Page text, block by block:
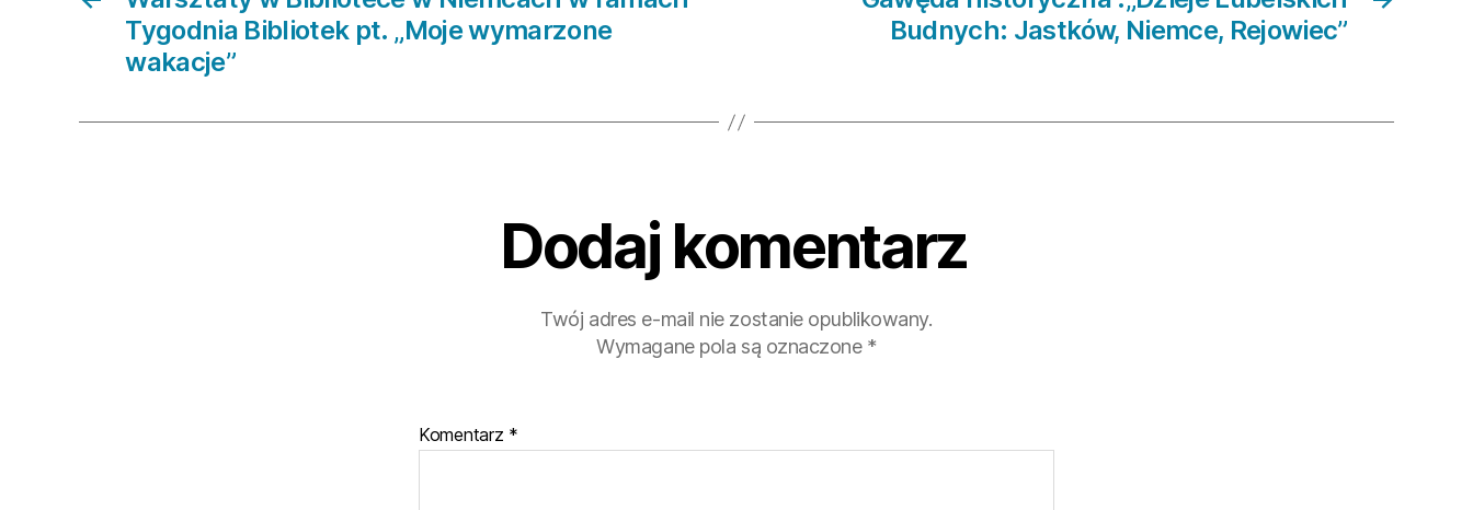
Tygodnia Bibliotek pt. „Moje wymarzone
wakacje”
Budnych: Jastków, Niemce, Rejowiec”
Dodaj komentarz
Twój adres e-mail nie zostanie opublikowany.
Wymagane pola są oznaczone *
Komentarz *